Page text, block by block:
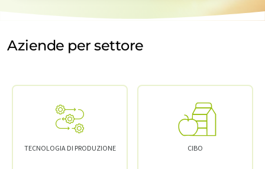
Aziende per settore
TECNOLOGIA DI PRODUZIONE CIBO